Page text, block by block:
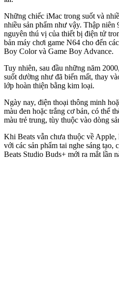
Những chiếc iMac trong suốt và
nhiều sản phẩm như vậy. Thập
nguyên thú vị của thiết bị điện tử
bản máy chơi game N64 cho đến
Boy Color và Game Boy Advance.
Tuy nhiên, sau đầu những năm
suốt dường như đã biến mất, thay
lớp hoàn thiện bằng kim loại.
Ngày nay, điện thoại thông minh
màu đen hoặc trắng cơ bản, có thể
màu trẻ trung, tùy thuộc vào dòng
Khi Beats vẫn chưa thuộc về Apple,
với các sản phẩm tai nghe sáng tạo,
Beats Studio Buds+ mới ra mắt lần